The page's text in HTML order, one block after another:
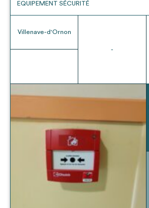
EQUIPEMENT SÉCURITÉ
Villenave-d'Ornon
-